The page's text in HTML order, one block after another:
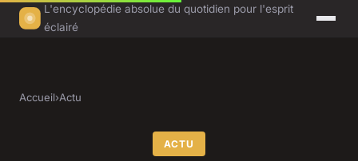
L'encyclopédie absolue du quotidien pour l'esprit
éclairé
Accueil›Actu
ACTU